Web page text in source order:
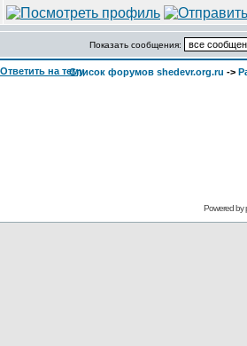
Показать сообщения:
Список форумов shedevr.org.ru ->
Powered by